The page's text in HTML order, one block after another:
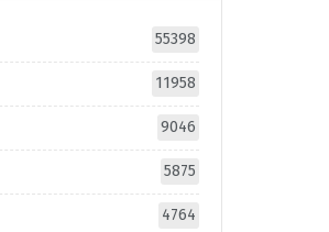
55398
11958
9046
5875
4764